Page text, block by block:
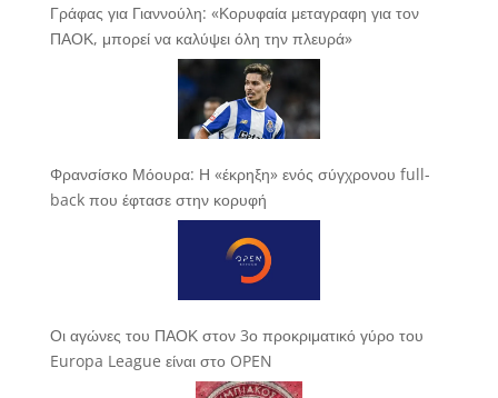
Γράφας για Γιαννούλη: «Κορυφαία μεταγραφη για τον
ΠΑΟΚ, μπορεί να καλύψει όλη την πλευρά»
Φρανσίσκο Μόουρα: Η «έκρηξη» ενός σύγχρονου full-
back που έφτασε στην κορυφή
Οι αγώνες του ΠΑΟΚ στον 3ο προκριματικό γύρο του
Europa League είναι στο OPEN